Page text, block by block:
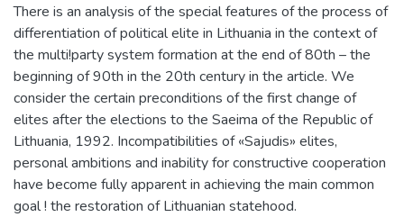
There is an analysis of the special features of the process of
differentiation of political elite in Lithuania in the context of
the multi!party system formation at the end of 80th – the
beginning of 90th in the 20th century in the article. We
consider the certain preconditions of the first change of
elites after the elections to the Saeima of the Republic of
Lithuania, 1992. Incompatibilities of «Sajudis» elites,
personal ambitions and inability for constructive cooperation
have become fully apparent in achieving the main common
goal ! the restoration of Lithuanian statehood.